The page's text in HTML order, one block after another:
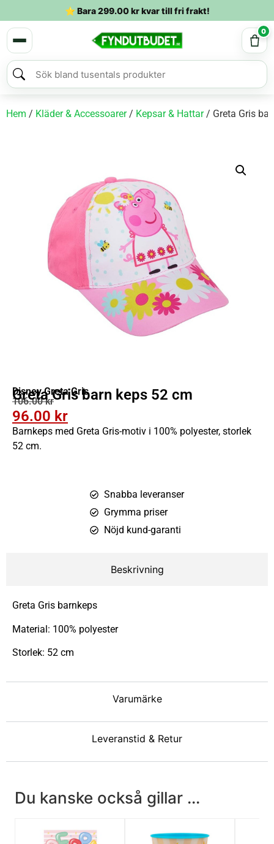
⭐ Bara299.00krkvar till fri frakt!
0
Hem / Kläder & Accessoarer/ Kepsar & Hattar/ Greta Gris
Disney Greta Gris
Greta Gris barn keps 52 cm
106.00kr
96.00 kr
Barnkeps med Greta Gris-motiv i 100% polyester, storlek
52 cm.
Snabba leveranser
Grymma priser
Nöjd kund-garanti
Beskrivning
Varumärke
Leveranstid & Retur
Greta Gris barnkeps
Material: 100% polyester
Storlek: 52 cm
Du kanske också gillar ...